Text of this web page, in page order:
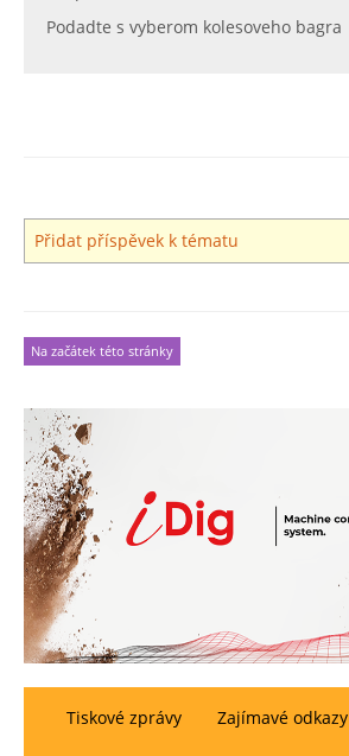
Podadte s vyberom kolesoveho bagra
Přidat příspěvek k tématu
Na začátek této stránky
Tiskové zprávy
Zajímavé odkazy